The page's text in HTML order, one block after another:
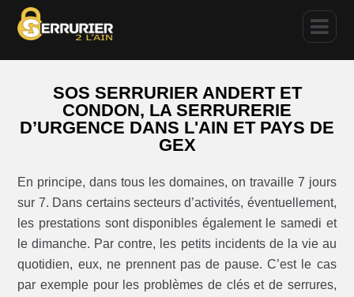
SOS SERRURIER ANDERT ET
CONDON, LA SERRURERIE
D’URGENCE DANS L'AIN ET PAYS DE
GEX
En principe, dans tous les domaines, on travaille 7 jours
sur 7. Dans certains secteurs d’activités, éventuellement,
les prestations sont disponibles également le samedi et
le dimanche. Par contre, les petits incidents de la vie au
quotidien, eux, ne prennent pas de pause. C’est le cas
par exemple pour les problèmes de clés et de serrures,